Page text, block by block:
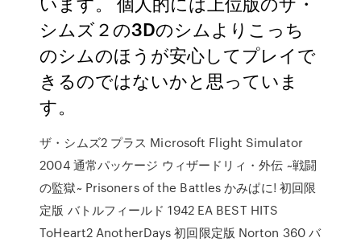
シムズ２の3Dのシムよりこっち
のシムのほうが安心してプレイで
きるのではないかと思っていま
す。
ザ・シムズ2 プラス Microsoft Flight Simulator
2004 通常パッケージ ウィザードリィ・外伝 ~戦闘
の監獄~ Prisoners of the Battles かみぱに! 初回限
定版 バトルフィールド 1942 EA BEST HITS
ToHeart2 AnotherDays 初回限定版 Norton 360 バ